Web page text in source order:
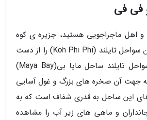
فی فی
اهل ماجراجویی هستید، جزیره ی کوه
فی فی در زیباترین سواحل تایلند (Koh Phi Phi) را از دست
ندهید. یکی از سواحل تایلند ساحل مایا بی(Maya Bay)
جهت آن صخره های بزرگ و غول آسایی
این ساحل به قدری شفاف است که به
و ماهی های زیر آب را مشاهده